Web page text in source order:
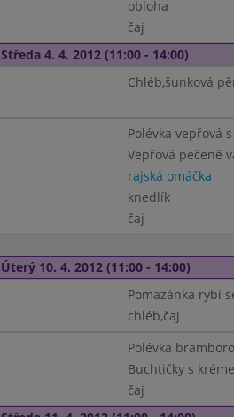
obloha
čaj
Středa 4. 4. 2012 (11:00 - 14:00)
Chléb,šunková
Polévka vepřová
Vepřová pečeně
rajská omáčka
knedlík
čaj
Úterý 10. 4. 2012 (11:00 - 14:00)
Pomazánka rybí
chléb,čaj
Polévka
Buchtičky s
čaj